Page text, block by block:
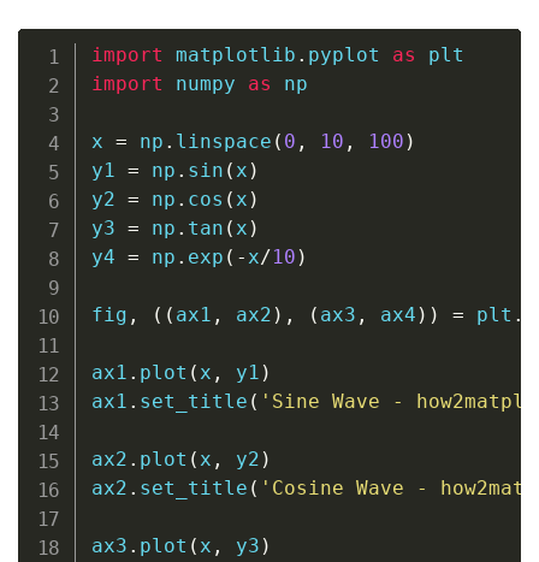
import matplotlib . pyplot as
import numpy as np
x = np . linspace ( 0 , 10 , 100 )
y1 = np . sin ( x )
y2 = np . cos ( x )
y3 = np . tan ( x )
y4 = np . exp ( - x/10 )
fig , ( ( ax1 , ax2 ) , ( ax3 , ax4 ) ) = plt .
ax1 . plot ( x , y1 )
ax1 . set_title ( 'Sine Wave -
ax2 . plot ( x , y2 )
ax2 . set_title ( 'Cosine Wave -
ax3 . plot ( x , y3 )